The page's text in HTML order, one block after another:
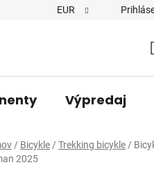
EUR
Výpredaj
/ Bicykle / Trekking bicykle /
2025